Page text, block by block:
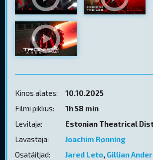
Kinos alates:
10.10.2025
Filmi pikkus:
1h 58 min
Levitaja:
Estonian Theatrical
Lavastaja:
Joachim Rønning
Osatäitjad:
Jared Leto, Gillian